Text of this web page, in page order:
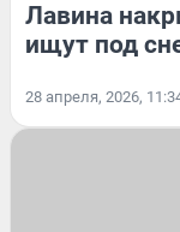
Лавина
ищут под
28 апреля, 2026,